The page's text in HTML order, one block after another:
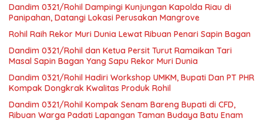
Dandim 0321/Rohil Dampingi Kunjungan Kapolda Riau di
Panipahan, Datangi Lokasi Perusakan Mangrove
Rohil Raih Rekor Muri Dunia Lewat Ribuan Penari Sapin Bagan
Dandim 0321/Rohil dan Ketua Persit Turut Ramaikan Tari
Masal Sapin Bagan Yang Sapu Rekor Muri Dunia
Dandim 0321/Rohil Hadiri Workshop UMKM, Bupati Dan PT PHR
Kompak Dongkrak Kwalitas Produk Rohil
Dandim 0321/Rohil Kompak Senam Bareng Bupati di CFD,
Ribuan Warga Padati Lapangan Taman Budaya Batu Enam